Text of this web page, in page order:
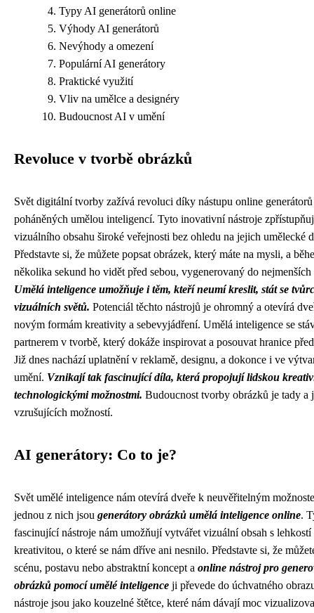
Typy AI generátorů online
Výhody AI generátorů
Nevýhody a omezení
Populární AI generátory
Praktické využití
Vliv na umělce a designéry
Budoucnost AI v umění
Revoluce v tvorbě obrázků
Svět digitální tvorby zažívá revoluci díky nástupu online
poháněných umělou inteligencí. Tyto inovativní nástroje
vizuálního obsahu široké veřejnosti bez ohledu na jejich umělecké
Představte si, že můžete popsat obrázek, který máte na mysli, a
několika sekund ho vidět před sebou, vygenerovaný do
Umělá inteligence umožňuje i těm, kteří neumí kreslit, stát se
vizuálních světů. Potenciál těchto nástrojů je ohromný a otevírá
novým formám kreativity a sebevyjádření. Umělá inteligence se
partnerem v tvorbě, který dokáže inspirovat a posouvat hranice
Již dnes nachází uplatnění v reklamě, designu, a dokonce i ve
umění. Vznikají tak fascinující díla, která propojují lidskou
technologickými možnostmi. Budoucnost tvorby obrázků je tady a
vzrušujících možností.
AI generátory: Co to je?
Svět umělé inteligence nám otevírá dveře k neuvěřitelným
jednou z nich jsou generátory obrázků umělá inteligence online.
fascinující nástroje nám umožňují vytvářet vizuální obsah s lehkostí
kreativitou, o které se nám dříve ani nesnilo. Představte si, že
scénu, postavu nebo abstraktní koncept a online nástroj pro
obrázků pomocí umělé inteligence ji převede do úchvatného
nástroje jsou jako kouzelné štětce, které nám dávají moc